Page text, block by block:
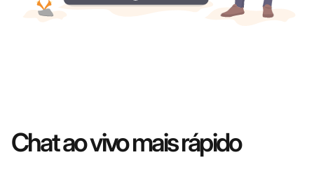
Chat ao vivo mais rápido